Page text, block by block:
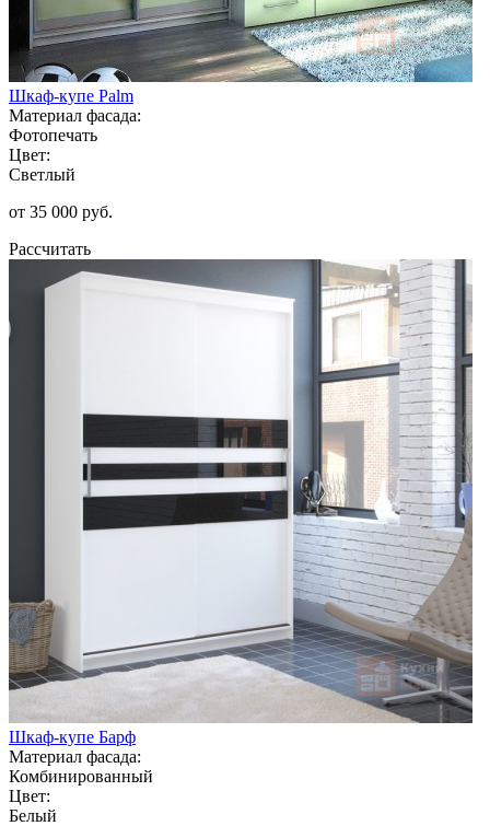
Шкаф-купе Palm
Материал фасада:
Фотопечать
Цвет:
Светлый
от 35 000 руб.
Рассчитать
Шкаф-купе Барф
Материал фасада:
Комбинированный
Цвет:
Белый